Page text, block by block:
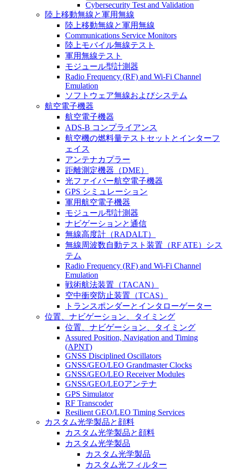
Cybersecurity Test and Validation
陸上移動無線と軍用無線
陸上移動無線と軍用無線
Communications Service Monitors
陸上モバイル無線テスト
軍用無線テスト
モジュール型計測器
Radio Frequency (RF) and Wi-Fi Channel
Emulation
ソフトウェア無線およびシステム
航空電子機器
航空電子機器
ADS-B コンプライアンス
航空機の燃料量テストセットとインターフ
ェイス
アンテナカプラー
距離測定機器（DME）
光ファイバー航空電子機器
GPS シミュレーション
軍用航空電子機器
モジュール型計測器
ナビゲーションと通信
無線高度計（RADALT）
無線周波数自動テスト装置（RF ATE）シス
テム
Radio Frequency (RF) and Wi-Fi Channel
Emulation
戦術航法装置（TACAN）
空中衝突防止装置（TCAS）
トランスポンダーとインタローゲーター
位置、ナビゲーション、タイミング
位置、ナビゲーション、タイミング
Assured Position, Navigation and Timing
(APNT)
GNSS Disciplined Oscillators
GNSS/GEO/LEO Grandmaster Clocks
GNSS/GEO/LEO Receiver Modules
GNSS/GEO/LEOアンテナ
GPS Simulator
RF Transcoder
Resilient GEO/LEO Timing Services
カスタム光学製品と顔料
カスタム光学製品と顔料
カスタム光学製品
カスタム光学製品
カスタム光フィルター